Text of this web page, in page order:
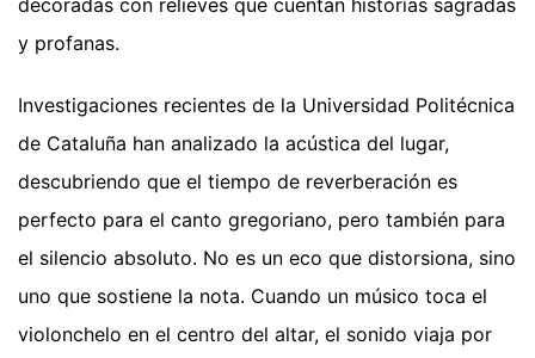
y profanas.
Investigaciones recientes de la Universidad Politécnica
de Cataluña han analizado la acústica del lugar,
descubriendo que el tiempo de reverberación es
perfecto para el canto gregoriano, pero también para
el silencio absoluto. No es un eco que distorsiona, sino
uno que sostiene la nota. Cuando un músico toca el
violonchelo en el centro del altar, el sonido viaja por